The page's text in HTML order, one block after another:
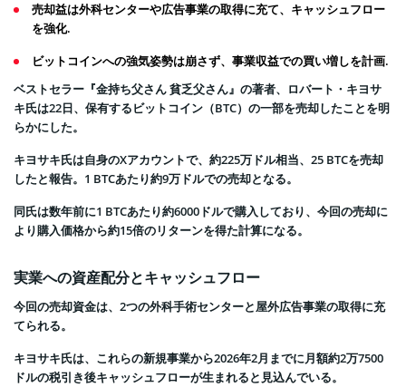
売却益は外科センターや広告事業の取得に充て、キャッシュフロー
を強化.
ビットコインへの強気姿勢は崩さず、事業収益での買い増しを計画.
ベストセラー『金持ち父さん 貧乏父さん』の著者、ロバート・キヨサ
キ氏は22日、保有するビットコイン（BTC）の一部を売却したことを明
らかにした。
キヨサキ氏は自身のXアカウントで、約225万ドル相当、25 BTCを売却
したと報告。1 BTCあたり約9万ドルでの売却となる。
同氏は数年前に1 BTCあたり約6000ドルで購入しており、今回の売却に
より購入価格から約15倍のリターンを得た計算になる。
実業への資産配分とキャッシュフロー
今回の売却資金は、2つの外科手術センターと屋外広告事業の取得に充
てられる。
キヨサキ氏は、これらの新規事業から2026年2月までに月額約2万7500
ドルの税引き後キャッシュフローが生まれると見込んでいる。